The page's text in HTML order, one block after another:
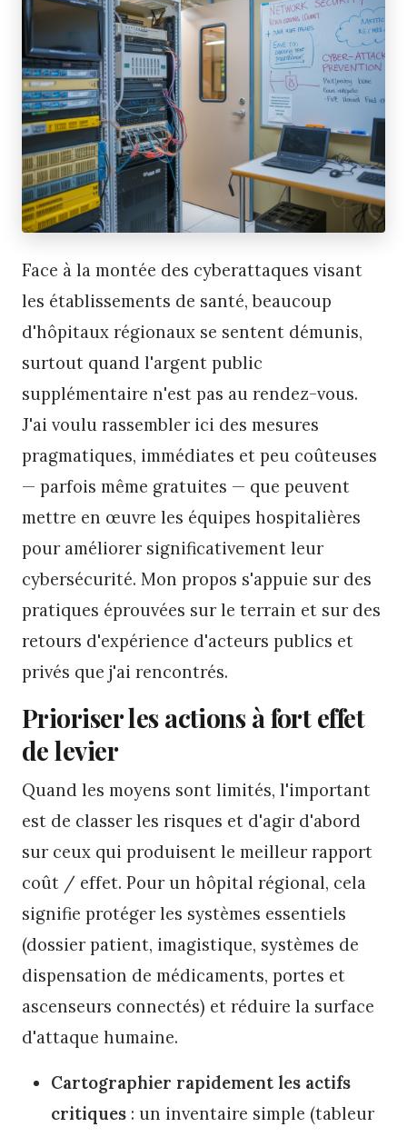
Face à la montée des cyberattaques visant
les établissements de santé, beaucoup
d'hôpitaux régionaux se sentent démunis,
surtout quand l'argent public
supplémentaire n'est pas au rendez-vous.
J'ai voulu rassembler ici des mesures
pragmatiques, immédiates et peu coûteuses
— parfois même gratuites — que peuvent
mettre en œuvre les équipes hospitalières
pour améliorer significativement leur
cybersécurité. Mon propos s'appuie sur des
pratiques éprouvées sur le terrain et sur des
retours d'expérience d'acteurs publics et
privés que j'ai rencontrés.
Prioriser les actions à fort effet
de levier
Quand les moyens sont limités, l'important
est de classer les risques et d'agir d'abord
sur ceux qui produisent le meilleur rapport
coût / effet. Pour un hôpital régional, cela
signifie protéger les systèmes essentiels
(dossier patient, imagistique, systèmes de
dispensation de médicaments, portes et
ascenseurs connectés) et réduire la surface
d'attaque humaine.
Cartographier rapidement les actifs
critiques : un inventaire simple (tableur